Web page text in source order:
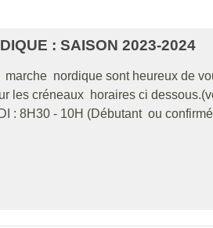
: SAISON 2023-2024
marche nordique sont heureux de
les créneaux horaires ci
: 8H30 - 10H (Débutant ou